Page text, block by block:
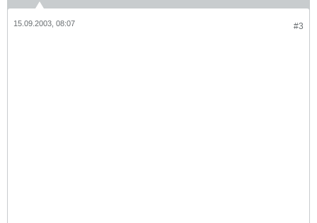
#3
15.09.2003, 08:07